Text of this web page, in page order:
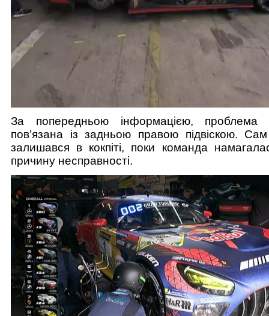
За попередньою інформацією,
пов’язана із задньою правою підвіскою.
залишався в кокпіті, поки команда
причину несправності.